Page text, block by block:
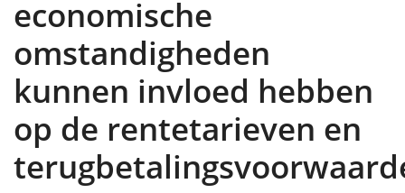
economische
omstandigheden
kunnen invloed hebben
op de rentetarieven en